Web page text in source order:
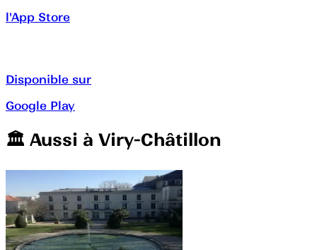
l'App Store
Disponible sur
Google Play
🏛️️ Aussi à Viry-Châtillon